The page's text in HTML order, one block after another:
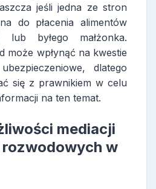
jeśli jedna ze stron
do płacenia alimentów
byłego małżonka.
może wpłynąć na kwestie
dlatego
się z prawnikiem w celu
na ten temat.
mediacji
w